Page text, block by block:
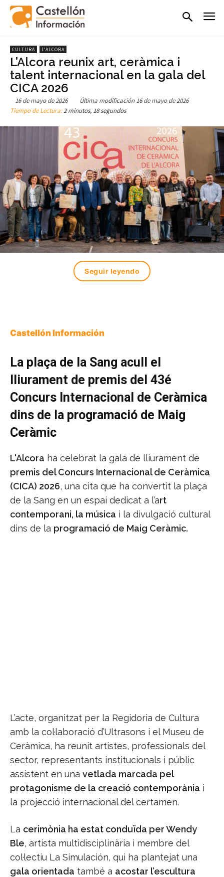
CULTURA L'ALCORA
L’Alcora reunix art, ceràmica i
talent internacional en la gala del
CICA 2026
16 de mayo de 2026 Última modificación 16 de mayo de 2026
Tiempo de Lectura:2 minutos, 18 segundos
Seguir leyendo
Castellón Información
La plaça de la Sang acull el
lliurament de premis del 43é
Concurs Internacional de Ceràmica
dins de la programació de Maig
Ceràmic
L'Alcora ha celebrat la gala de lliurament de
premis del Concurs Internacional de Ceràmica
(CICA) 2026, una cita que ha convertit la plaça
de la Sang en un espai dedicat a l’art
contemporani, la música i la divulgació cultural
dins de la programació de Maig Ceràmic.
L’acte, organitzat per la Regidoria de Cultura
amb la col·laboració d’Ultrasons i el Museu de
Ceràmica, ha reunit artistes, professionals del
sector, representants institucionals i públic
assistent en una vetlada marcada pel
protagonisme de la creació contemporània i
la projecció internacional del certamen.
La cerimònia ha estat conduïda per Wendy
Ble, artista multidisciplinària i membre del
col·lectiu La Simulación, qui ha plantejat una
gala orientada també a acostar l’escultura